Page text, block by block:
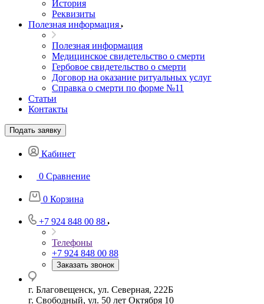
История
Реквизиты
Полезная информация
Полезная информация
Медицинское свидетельство о смерти
Гербовое свидетельство о смерти
Договор на оказание ритуальных услуг
Справка о смерти по форме №11
Статьи
Контакты
Подать заявку
Кабинет
0 Сравнение
0 Корзина
+7 924 848 00 88
Телефоны
+7 924 848 00 88
Заказать звонок
г. Благовещенск, ул. Северная, 222Б
г. Свободный, ул. 50 лет Октября 10